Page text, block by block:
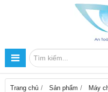
Trang chủ Sản phẩm
Máy